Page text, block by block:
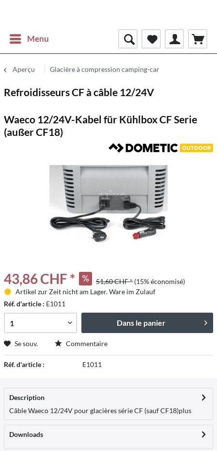
Menu
Aperçu Glacière à compression camping-car
Refroidisseurs CF à câble 12/24V
Waeco 12/24V-Kabel für Kühlbox CF Serie
(außer CF18)
43,86 CHF * 51,60 CHF * (15% économisé)
Artikel zur Zeit nicht am Lager. Ware im Zulauf
Réf. d'article : E1011
Dans le panier
Se souv. Commentaire
Réf. d'article : E1011
Description
Câble Waeco 12/24V pour glacières série CF (sauf CF18)plus
Downloads